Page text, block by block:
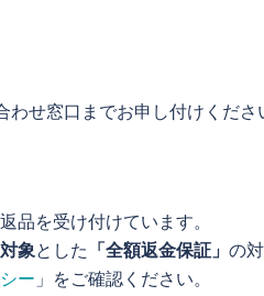
せ窓口までお申し付けくださ
品を受け付けています。
象とした 「全額返金保証」 の
ー 」をご確認ください。